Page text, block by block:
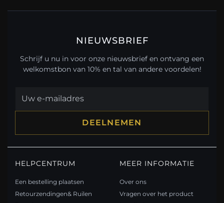
NIEUWSBRIEF
Schrijf u nu in voor onze nieuwsbrief en ontvang een
welkomstbon van 10% en tal van andere voordelen!
DEELNEMEN
HELPCENTRUM
Een bestelling plaatsen
Retourzendingen& Ruilen
MEER INFORMATIE
Over ons
Vragen over het product